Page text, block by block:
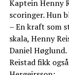
Kaptein Henny
scoringer. Hun
– En kraft som
skala, Henny
Daniel Høglund.
Reistad fikk